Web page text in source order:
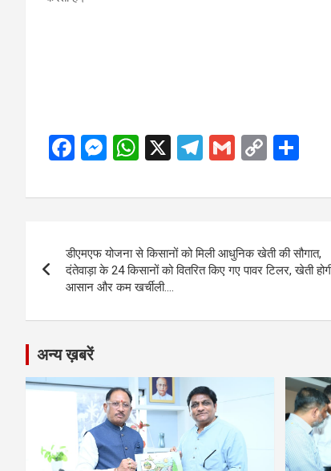
F
ce
o
o
k
M
se
g
er
W
at
A
p
p
X
T
e
a
m
G
ail
C
py
n
k
ar
navigation
डीएमएफ योजना से किसानों को मिली आधुनिक खेती की सौगात,
दंतेवाड़ा के 24 किसानों को वितरित किए गए पावर टिलर, खेती
आसान और कम खर्चीली….
अन्य ख़बरें